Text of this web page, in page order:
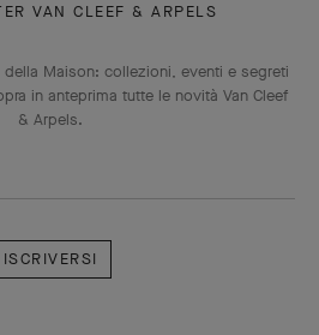
VAN CLEEF & ARPELS
della Maison: collezioni, eventi e segreti
in anteprima tutte le novità Van Cleef
& Arpels.